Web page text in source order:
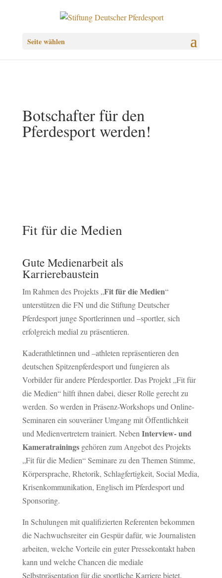
Seite wählen
Botschafter für den
Pferdesport werden!
Fit für die Medien
Gute Medienarbeit als
Karrierebaustein
Im Rahmen des Projekts „Fit für die Medien“
unterstützen die FN und die Stiftung Deutscher
Pferdesport junge Sportlerinnen und –sportler, sich
erfolgreich medial zu präsentieren.
Kaderathletinnen und –athleten repräsentieren den
deutschen Spitzenpferdesport und fungieren als
Vorbilder für andere Pferdesportler. Das Projekt „Fit für
die Medien“ hilft ihnen dabei, dieser Rolle gerecht zu
werden. So werden in Präsenz-Workshops und Online-
Seminaren ein souveräner Umgang mit Öffentlichkeit
und Medienvertretern trainiert. Neben Interview- und
Kameratrainingsgehören zum Angebot des Projekts
„Fit für die Medien“ Seminare zu den Themen Stimme,
Körpersprache, Rhetorik, Schlagfertigkeit, Social Media,
Krisenkommunikation, Englisch im Pferdesport und
Sponsoring.
In Schulungen mit qualifizierten Referenten bekommen
die Nachwuchsreiter ein Gespür dafür, wie Journalisten
arbeiten, welche Vorteile ein guter Pressekontakt haben
kann und welche Chancen die mediale
Selbstpräsentation für die sportliche Karriere bietet.